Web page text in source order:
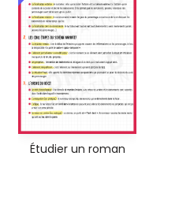
Étudier un roman